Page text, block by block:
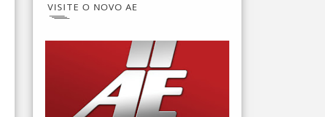
VISITE O NOVO AE